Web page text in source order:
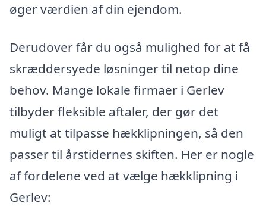
øger værdien af din ejendom.
Derudover får du også mulighed for at få
skræddersyede løsninger til netop dine
behov. Mange lokale firmaer i Gerlev
tilbyder fleksible aftaler, der gør det
muligt at tilpasse hækklipningen, så den
passer til årstidernes skiften. Her er nogle
af fordelene ved at vælge hækklipning i
Gerlev: